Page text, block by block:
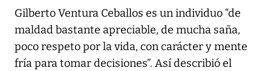
Gilberto Ventura Ceballos es un individuo “de
maldad bastante apreciable, de mucha saña,
poco respeto por la vida, con carácter y mente
fría para tomar decisiones”. Así describió el